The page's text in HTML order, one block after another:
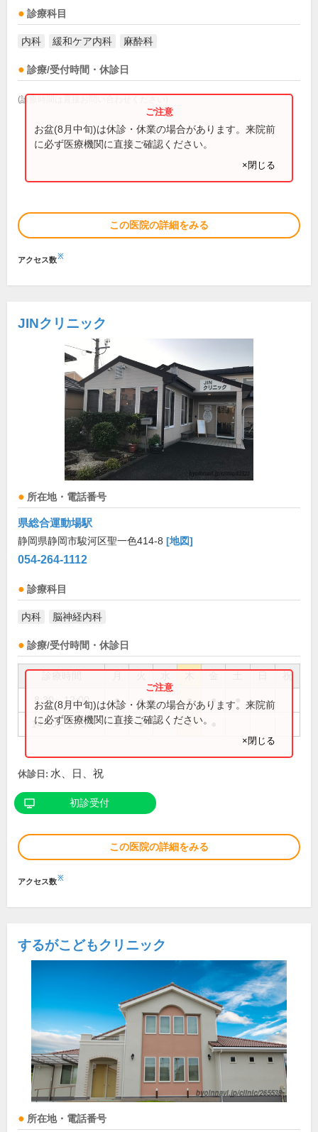
診療科目
内科 緩和ケア内科 麻酔科
診療/受付時間・休診日
(診療時間は直接お問い合わせください)
お盆(8月中旬)は休診・休業の場合があります。来院前
に必ず医療機関に直接ご確認ください。
×閉じる
この医院の詳細をみる
アクセス数※
JINクリニック
所在地・電話番号
県総合運動場駅
静岡県静岡市駿河区聖一色414-8 [地図]
054-264-1112
診療科目
内科 脳神経内科
診療/受付時間・休診日
祝
8:30～12:00 ● ● ● ●
14:30～17:30 ● ● ●
お盆(8月中旬)は休診・休業の場合があります。来院前
に必ず医療機関に直接ご確認ください。
×閉じる
休診日: 水、日、祝
初診受付
この医院の詳細をみる
アクセス数※
するがこどもクリニック
所在地・電話番号